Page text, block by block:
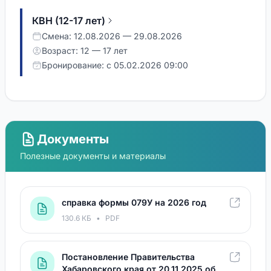
КВН (12-17 лет)
Смена: 12.08.2026 — 29.08.2026
Возраст: 12 — 17 лет
Бронирование: с 05.02.2026 09:00
КВН (9-11 лет)
Бронирование: с 05.02.2026 09:00
КиноШка
Возраст: 14 — 17 лет
Бронирование: с 05.02.2026 09:00
Документы
Полезные документы и материалы
справка формы 079У на 2026 год
130.6 КБ • PDF
Постановление Правительства
Хабаровского края от 20.11.2025 об